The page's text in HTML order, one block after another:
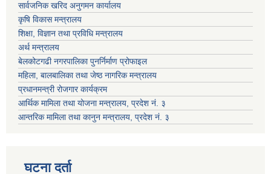
सार्वजनिक खरिद अनुगमन कार्यालय
कृषि विकास मन्त्रालय
शिक्षा, विज्ञान तथा प्रविधि मन्त्रालय
अर्थ मन्त्रालय
बेलकोटगढी नगरपालिका पुनर्निर्माण प्रोफाइल
महिला, बालबालिका तथा जेष्ठ नागरिक मन्त्रालय
प्रधानमन्त्री रोजगार कार्यक्रम
आर्थिक मामिला तथा योजना मन्त्रालय, प्रदेश नं. ३
आन्तरिक मामिला तथा कानुन मन्त्रालय, प्रदेश नं. ३
घटना दर्ता